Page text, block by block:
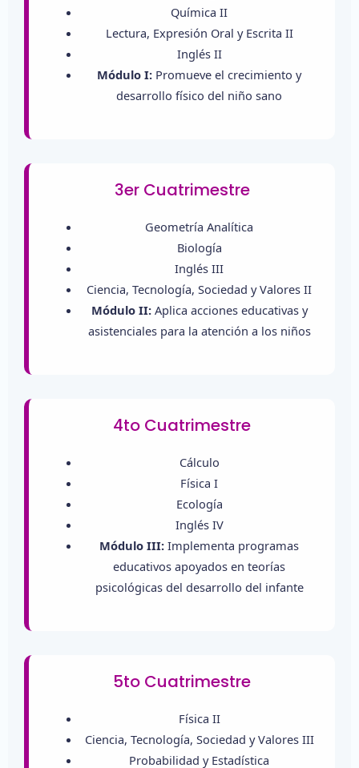
Química II
Lectura, Expresión Oral y Escrita II
Inglés II
Módulo I: Promueve el crecimiento y
desarrollo físico del niño sano
3er Cuatrimestre
Geometría Analítica
Biología
Inglés III
Ciencia, Tecnología, Sociedad y Valores II
Módulo II:Aplica acciones educativas y
asistenciales para la atención a los niños
4to Cuatrimestre
Cálculo
Física I
Ecología
Inglés IV
Módulo III: Implementa programas
educativos apoyados en teorías
psicológicas del desarrollo del infante
5to Cuatrimestre
Física II
Ciencia, Tecnología, Sociedad y Valores III
Probabilidad y Estadística